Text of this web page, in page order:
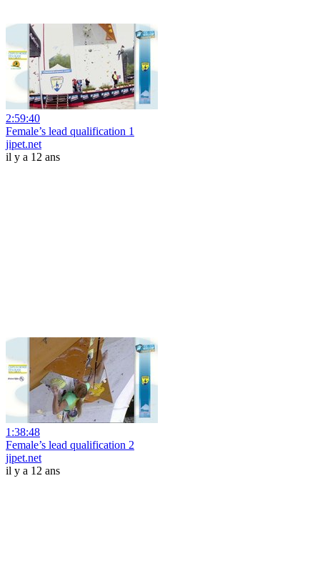
2:59:40
Female’s lead qualification 1
jipet.net
il y a 12 ans
1:38:48
Female’s lead qualification 2
jipet.net
il y a 12 ans